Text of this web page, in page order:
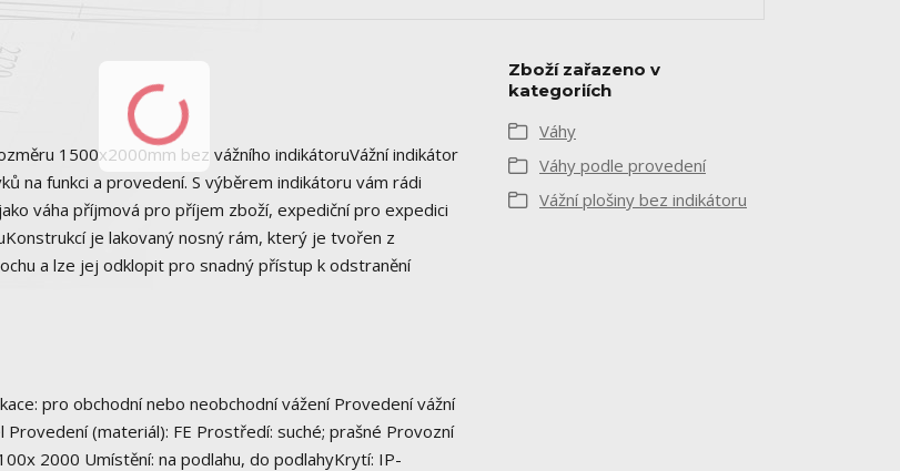
1500x2000mm bez vážního indikátoruVážní indikátor
na funkci a provedení. S výběrem indikátoru vám rádi
váha příjmová pro příjem zboží, expediční pro expedici
je lakovaný nosný rám, který je tvořen z
a lze jej odklopit pro snadný přístup k odstranění
pro obchodní nebo neobchodní vážení Provedení vážní
(materiál): FE Prostředí: suché; prašné Provozní
2000 Umístění: na podlahu, do podlahyKrytí: IP-
Zboží zařazeno v
kategoriích
Váhy
Váhy podle provedení
Vážní plošiny bez indikátoru